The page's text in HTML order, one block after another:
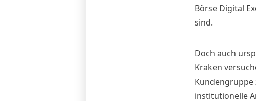
Börse Digital
sind.
Doch auch
Kraken
Kundengruppe
institutionelle